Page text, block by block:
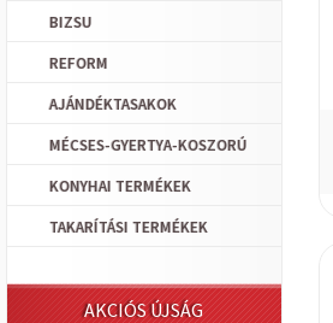
BIZSU
REFORM
AJÁNDÉKTASAKOK
MÉCSES-GYERTYA-KOSZORÚ
KONYHAI TERMÉKEK
TAKARÍTÁSI TERMÉKEK
AKCIÓS ÚJSÁG